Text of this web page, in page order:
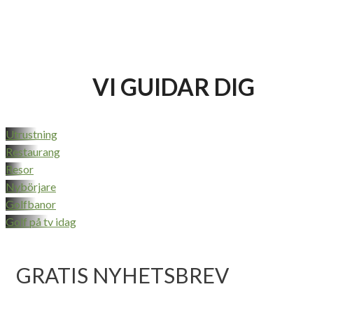
VI GUIDAR DIG
Utrustning
Restaurang
Resor
Nybörjare
Golfbanor
Golf på tv idag
GRATIS NYHETSBREV